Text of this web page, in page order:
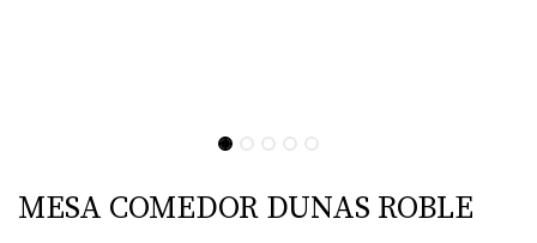
MESA COMEDOR DUNAS ROBLE